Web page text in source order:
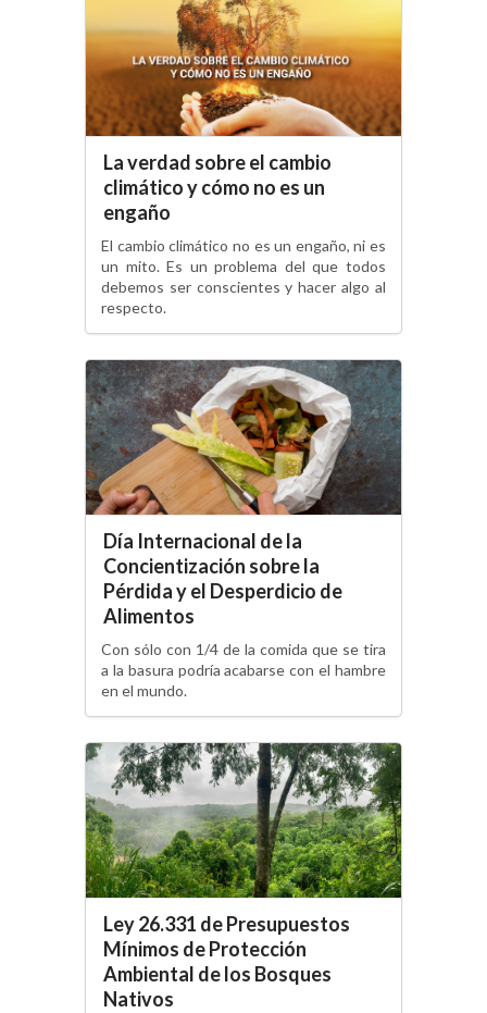
La verdad sobre el cambio
climático y cómo no es un
engaño
El cambio climático no es un engaño, ni es
un mito. Es un problema del que todos
debemos ser conscientes y hacer algo al
respecto.
Día Internacional de la
Concientización sobre la
Pérdida y el Desperdicio de
Alimentos
Con sólo con 1/4 de la comida que se tira
a la basura podría acabarse con el hambre
en el mundo.
Ley 26.331 de Presupuestos
Mínimos de Protección
Ambiental de los Bosques
Nativos